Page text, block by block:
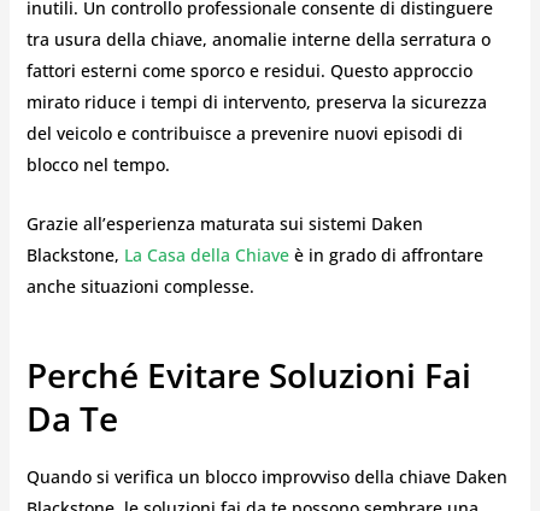
inutili. Un controllo professionale consente di distinguere
tra usura della chiave, anomalie interne della serratura o
fattori esterni come sporco e residui. Questo approccio
mirato riduce i tempi di intervento, preserva la sicurezza
del veicolo e contribuisce a prevenire nuovi episodi di
blocco nel tempo.
Grazie all’esperienza maturata sui sistemi Daken
Blackstone, La Casa della Chiaveè in grado di affrontare
anche situazioni complesse.
Perché Evitare Soluzioni Fai
Da Te
Quando si verifica un blocco improvviso della chiave Daken